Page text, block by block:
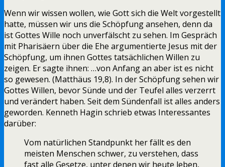
Wenn wir wissen wollen, wie Gott sich die Welt vorgestellt
hatte, müssen wir uns die Schöpfung ansehen, denn da
ist Gottes Wille noch unverfälscht zu sehen. Im Gespräch
mit Pharisäern über die Ehe argumentierte Jesus mit der
Schöpfung, um ihnen Gottes tatsächlichen Willen zu
zeigen. Er sagte ihnen: …von Anfang an aber ist es nicht
so gewesen. (Matthäus 19,8). In der Schöpfung sehen wir
Gottes Willen, bevor Sünde und der Teufel alles verzerrt
und verändert haben. Seit dem Sündenfall ist alles anders
geworden. Kenneth Hagin schrieb etwas Interessantes
darüber:
Vom natürlichen Standpunkt her fällt es den
meisten Menschen schwer, zu verstehen, dass
fast alle Gesetze, unter denen wir heute leben,